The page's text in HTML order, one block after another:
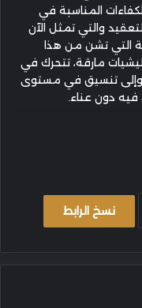
المناسبة في
والتي تمثل الآن
التي تشن من هذا
مارقة، تتحرك في
وإلى تنسيق في مستوى
دون عناء.
نسخ الرابط